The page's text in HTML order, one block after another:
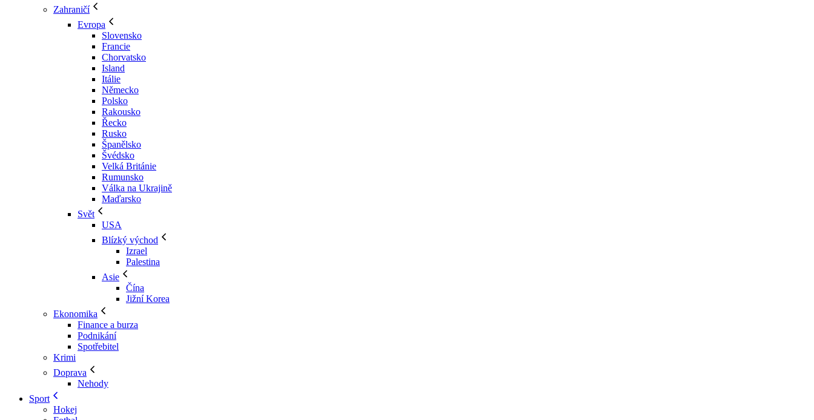
Zahraničí
Evropa
Slovensko
Francie
Chorvatsko
Island
Itálie
Německo
Polsko
Rakousko
Řecko
Rusko
Španělsko
Švédsko
Velká Británie
Rumunsko
Válka na Ukrajině
Maďarsko
Svět
USA
Blízký východ
Izrael
Palestina
Asie
Čína
Jižní Korea
Ekonomika
Finance a burza
Podnikání
Spotřebitel
Krimi
Doprava
Nehody
Sport
Hokej